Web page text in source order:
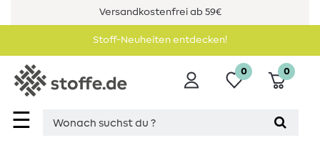
Versandkostenfrei ab 59€
Stoff-Neuheiten entdecken!
☰
0 0